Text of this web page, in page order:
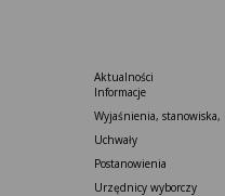
Aktualności
Informacje
Wyjaśnienia,
Uchwały
Postanowienia
Urzędnicy wyborczy